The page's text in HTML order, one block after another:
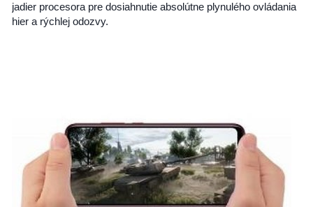
jadier procesora pre dosiahnutie absolútne plynulého ovládania
hier a rýchlej odozvy.